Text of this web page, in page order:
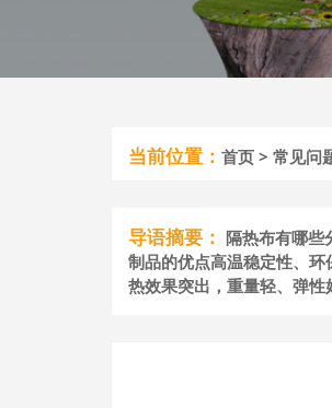
当前位置： 首页> 常见问
导语摘要： 隔热布有哪些
制品的优点高温稳定性、
热效果突出，重量轻、弹性